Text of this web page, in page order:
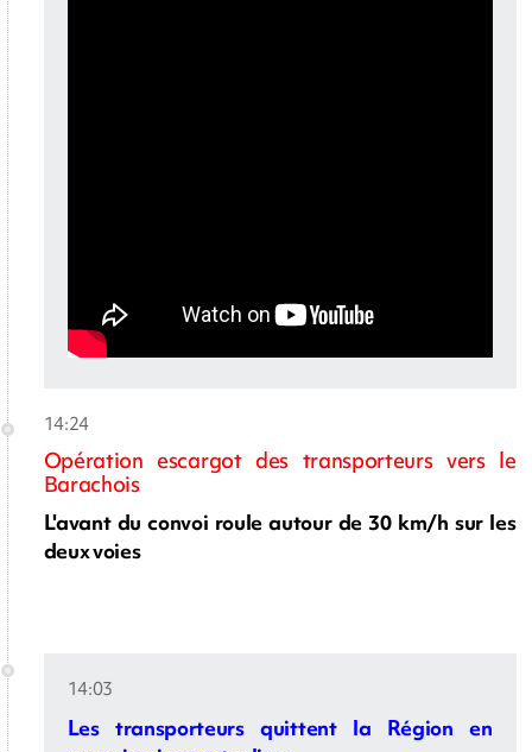
14:24
Opération escargot des transporteurs vers le
Barachois
L'avant du convoi roule autour de 30 km/h sur les
deux voies
14:03
Les transporteurs quittent la Région en